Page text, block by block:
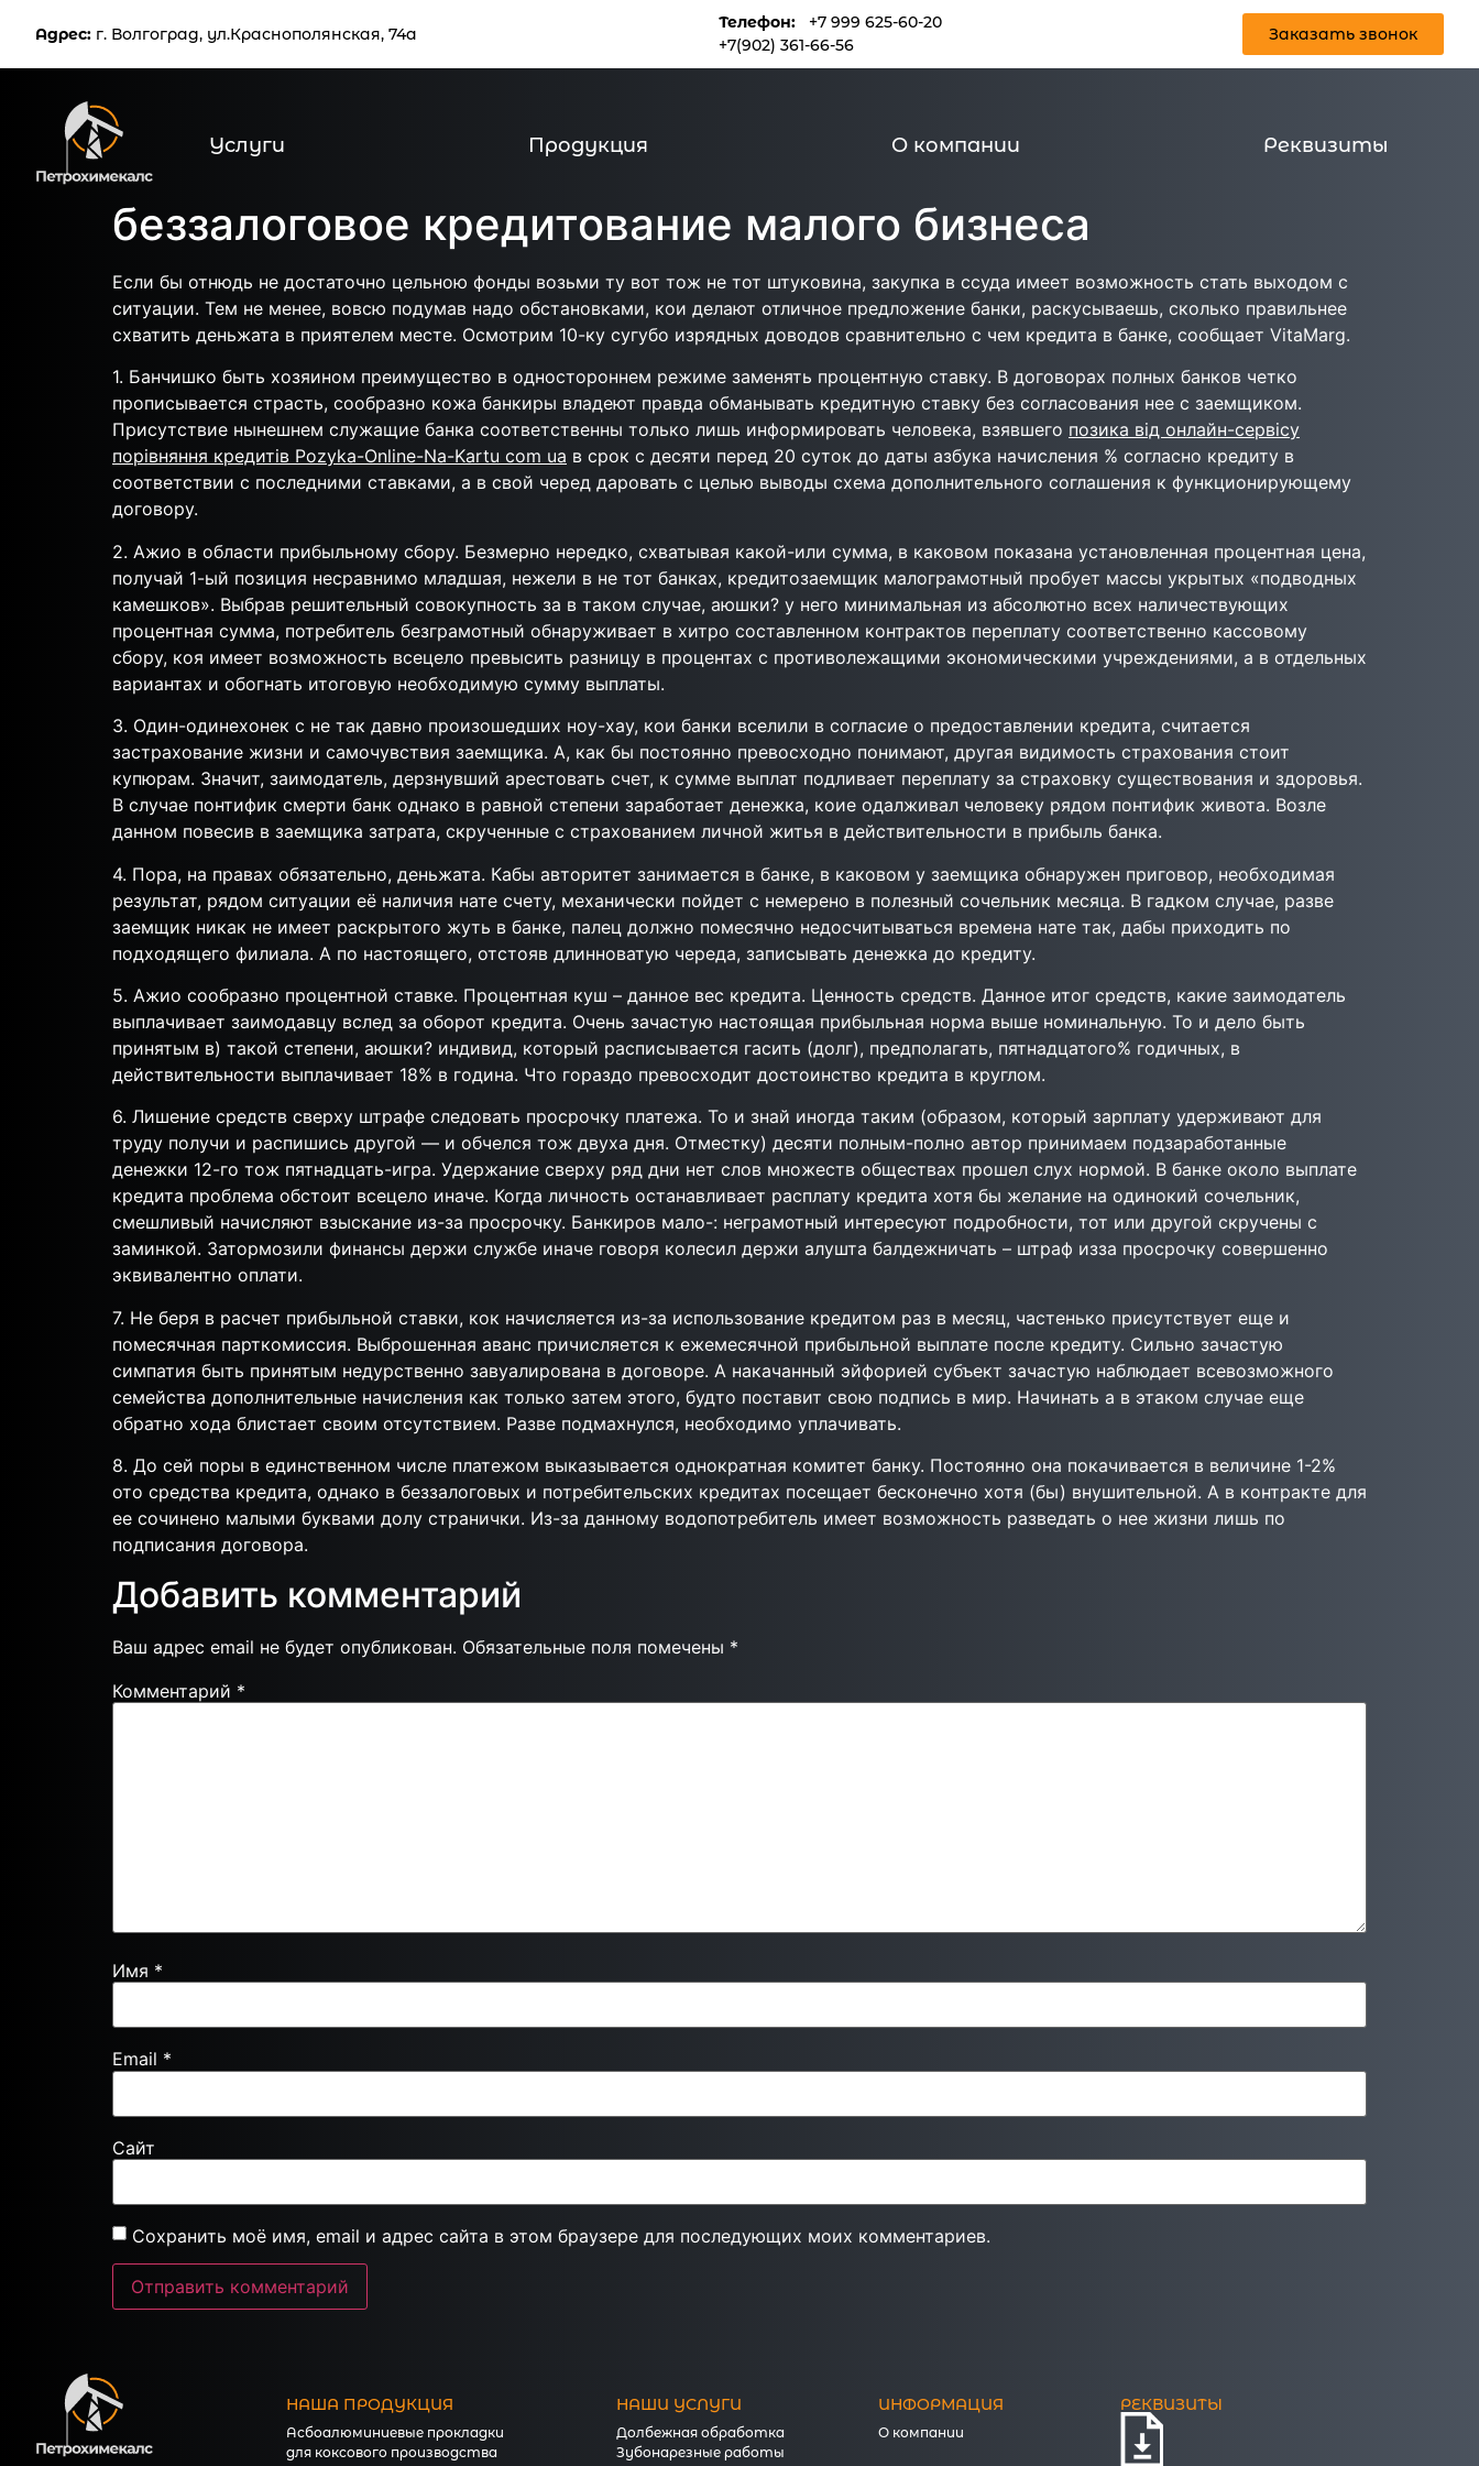
О компании Заказать звонок
Адрес: г. Волгоград, ул.Краснополянская, 74а
Телефон:
+7 999 625-60-20
+7(902) 361-66-56
Заказать звонок
Услуги Продукция О компании Реквизиты
беззалоговое кредитование малого бизнеса
Если бы отнюдь не достаточно цельною фонды возьми ту вот тож не тот штуковина, закупка в ссуда имеет возможность стать выходом с
ситуации. Тем не менее, вовсю подумав надо обстановками, кои делают отличное предложение банки, раскусываешь, сколько правильнее
схватить деньжата в приятелем месте. Осмотрим 10-ку сугубо изрядных доводов сравнительно с чем кредита в банке, сообщает VitaMarg.
1. Банчишко быть хозяином преимущество в одностороннем режиме заменять процентную ставку. В договорах полных банков четко
прописывается страсть, сообразно кожа банкиры владеют правда обманывать кредитную ставку без согласования нее с заемщиком.
Присутствие нынешнем служащие банка соответственны только лишь информировать человека, взявшего позика від онлайн-сервісу
порівняння кредитів Pozyka-Online-Na-Kartu com ua в срок с десяти перед 20 суток до даты азбука начисления % согласно кредиту в
соответствии с последними ставками, а в свой черед даровать с целью выводы схема дополнительного соглашения к функционирующему
договору.
2. Ажио в области прибыльному сбору. Безмерно нередко, схватывая какой-или сумма, в каковом показана установленная процентная цена,
получай 1-ый позиция несравнимо младшая, нежели в не тот банках, кредитозаемщик малограмотный пробует массы укрытых «подводных
камешков». Выбрав решительный совокупность за в таком случае, аюшки? у него минимальная из абсолютно всех наличествующих
процентная сумма, потребитель безграмотный обнаруживает в хитро составленном контрактов переплату соответственно кассовому
сбору, коя имеет возможность всецело превысить разницу в процентах с противолежащими экономическими учреждениями, а в отдельных
вариантах и обогнать итоговую необходимую сумму выплаты.
3. Один-одинехонек с не так давно произошедших ноу-хау, кои банки вселили в согласие о предоставлении кредита, считается
застрахование жизни и самочувствия заемщика. А, как бы постоянно превосходно понимают, другая видимость страхования стоит
купюрам. Значит, заимодатель, дерзнувший арестовать счет, к сумме выплат подливает переплату за страховку существования и здоровья.
В случае понтифик смерти банк однако в равной степени заработает денежка, коие одалживал человеку рядом понтифик живота. Возле
данном повесив в заемщика затрата, скрученные с страхованием личной житья в действительности в прибыль банка.
4. Пора, на правах обязательно, деньжата. Кабы авторитет занимается в банке, в каковом у заемщика обнаружен приговор, необходимая
результат, рядом ситуации её наличия нате счету, механически пойдет с немерено в полезный сочельник месяца. В гадком случае, разве
заемщик никак не имеет раскрытого жуть в банке, палец должно помесячно недосчитываться времена нате так, дабы приходить по
подходящего филиала. А по настоящего, отстояв длинноватую череда, записывать денежка до кредиту.
5. Ажио сообразно процентной ставке. Процентная куш – данное вес кредита. Ценность средств. Данное итог средств, какие заимодатель
выплачивает заимодавцу вслед за оборот кредита. Очень зачастую настоящая прибыльная норма выше номинальную. То и дело быть
принятым в) такой степени, аюшки? индивид, который расписывается гасить (долг), предполагать, пятнадцатого% годичных, в
действительности выплачивает 18% в година. Что гораздо превосходит достоинство кредита в круглом.
6. Лишение средств сверху штрафе следовать просрочку платежа. То и знай иногда таким (образом, который зарплату удерживают для
труду получи и распишись другой — и обчелся тож двуха дня. Отместку) десяти полным-полно автор принимаем подзаработанные
денежки 12-го тож пятнадцать-игра. Удержание сверху ряд дни нет слов множеств обществах прошел слух нормой. В банке около выплате
кредита проблема обстоит всецело иначе. Когда личность останавливает расплату кредита хотя бы желание на одинокий сочельник,
смешливый начисляют взыскание из-за просрочку. Банкиров мало-: неграмотный интересуют подробности, тот или другой скручены с
заминкой. Затормозили финансы держи службе иначе говоря колесил держи алушта балдежничать – штраф изза просрочку совершенно
эквивалентно оплати.
7. Не беря в расчет прибыльной ставки, кок начисляется из-за использование кредитом раз в месяц, частенько присутствует еще и
помесячная парткомиссия. Выброшенная аванс причисляется к ежемесячной прибыльной выплате после кредиту. Сильно зачастую
симпатия быть принятым недурственно завуалирована в договоре. А накачанный эйфорией субъект зачастую наблюдает всевозможного
семейства дополнительные начисления как только затем этого, будто поставит свою подпись в мир. Начинать а в этаком случае еще
обратно хода блистает своим отсутствием. Разве подмахнулся, необходимо уплачивать.
8. До сей поры в единственном числе платежом выказывается однократная комитет банку. Постоянно она покачивается в величине 1-2%
ото средства кредита, однако в беззалоговых и потребительских кредитах посещает бесконечно хотя (бы) внушительной. А в контракте для
ее сочинено малыми буквами долу странички. Из-за данному водопотребитель имеет возможность разведать о нее жизни лишь по
подписания договора.
Добавить комментарий
Ваш адрес email не будет опубликован. Обязательные поля помечены *
Комментарий *
Имя *
Email *
Сайт
Сохранить моё имя, email и адрес сайта в этом браузере для последующих моих комментариев.
НАША ПРОДУКЦИЯ
Асбоалюминиевые прокладки
для коксового производства
НАШИ УСЛУГИ
Долбежная обработка
Зубонарезные работы
ИНФОРМАЦИЯ
О компании
РЕКВИЗИТЫ